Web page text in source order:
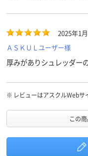
2025年1
ＡＳＫＵＬユーザー様
厚みがありシュレッダー
※ レビューはアスクルWebサ
この